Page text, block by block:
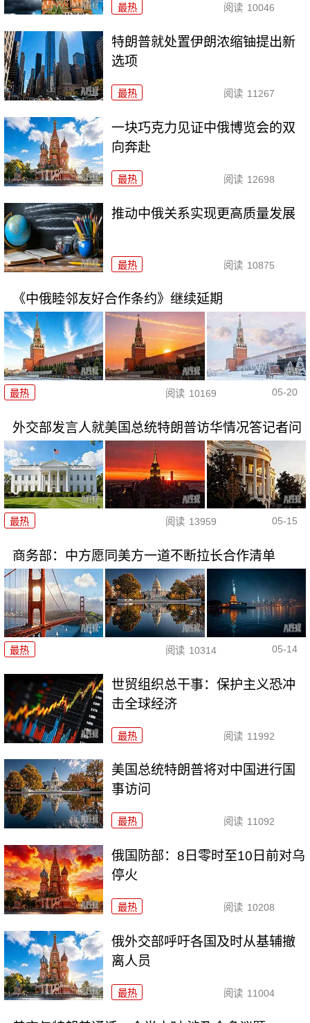
最热 阅读 10046
特朗普就处置伊朗浓缩铀提出新
选项
最热 阅读 11267
一块巧克力见证中俄博览会的双
向奔赴
最热 阅读 12698
推动中俄关系实现更高质量发展
最热 阅读 10875
《中俄睦邻友好合作条约》继续延期
最热 阅读 10169 05-20
外交部发言人就美国总统特朗普访华情况答记者问
最热 阅读 13959 05-15
商务部：中方愿同美方一道不断拉长合作清单
最热 阅读 10314 05-14
世贸组织总干事：保护主义恐冲
击全球经济
最热 阅读 11992
美国总统特朗普将对中国进行国
事访问
最热 阅读 11092
俄国防部：8日零时至10日前对乌
停火
最热 阅读 10208
俄外交部呼吁各国及时从基辅撤
离人员
最热 阅读 11004